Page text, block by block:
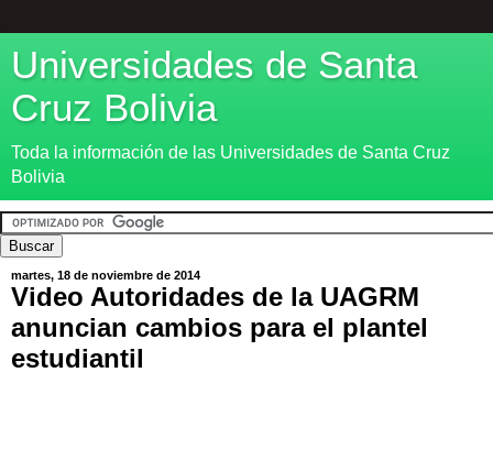
Universidades de Santa
Cruz Bolivia
Toda la información de las Universidades de Santa Cruz
Bolivia
martes, 18 de noviembre de 2014
Video Autoridades de la UAGRM
anuncian cambios para el plantel
estudiantil